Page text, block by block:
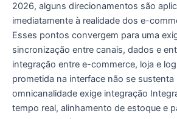
2026, alguns direcionamentos são
imediatamente à realidade dos e-
Esses pontos convergem para uma
sincronização entre canais, dados e
integração entre e-commerce, loja e
prometida na interface não se sustenta
omnicanalidade exige integração
tempo real, alinhamento de estoque e